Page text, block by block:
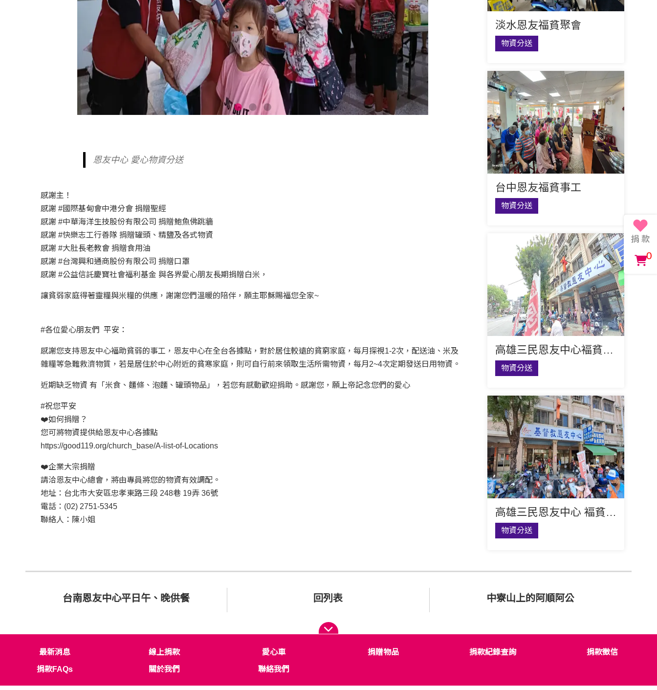
恩友中心 愛心物資分送
感謝主！
感謝 #國際基甸會中港分會 捐贈聖經
感謝 #中華海洋生技股份有限公司 捐贈鮑魚佛跳牆
感謝 #快樂志工行善隊 捐贈罐頭、精鹽及各式物資
感謝 #大肚長老教會 捐贈食用油
感謝 #台灣興和通商股份有限公司 捐贈口罩
感謝 #公益信託慶寶社會福利基金 與各界愛心朋友長期捐贈白米，
讓貧弱家庭得著靈糧與米糧的供應，謝謝您們溫暖的陪伴，願主耶穌賜福您全家~
#各位愛心朋友們 平安：
感謝您支持恩友中心福助貧弱的事工，恩友中心在全台各據點，對於居住較遠的貧窮家庭，每月探視1-2次，配送油、米及
雜糧等急難救濟物質，若是居住於中心附近的貧寒家庭，則可自行前來領取生活所需物資，每月2~4次定期發送日用物資。
近期缺乏物資 有「米食、麵條、泡麵、罐頭物品」，若您有感動歡迎捐助。感謝您，願上帝記念您們的愛心
#祝您平安
❤️如何捐贈？
您可將物資提供給恩友中心各據點
https://good119.org/church_base/A-list-of-Locations
❤️企業大宗捐贈
請洽恩友中心總會，將由專員將您的物資有效調配。
地址：台北市大安區忠孝東路三段 248巷 19弄 36號
電話：(02) 2751-5345
聯絡人：陳小姐
淡水恩友福貧聚會
物資分送
台中恩友福貧事工
物資分送
高雄三民恩友中心褔貧聚會
物資分送
高雄三民恩友中心 褔貧聚會 會後發放物資
物資分送
台南恩友中心平日午、晚供餐 回列表 中寮山上的阿順阿公
最新消息 線上捐款 愛心車 捐贈物品 捐款紀錄查詢 捐款徵信
捐款FAQs 關於我們 聯絡我們
0